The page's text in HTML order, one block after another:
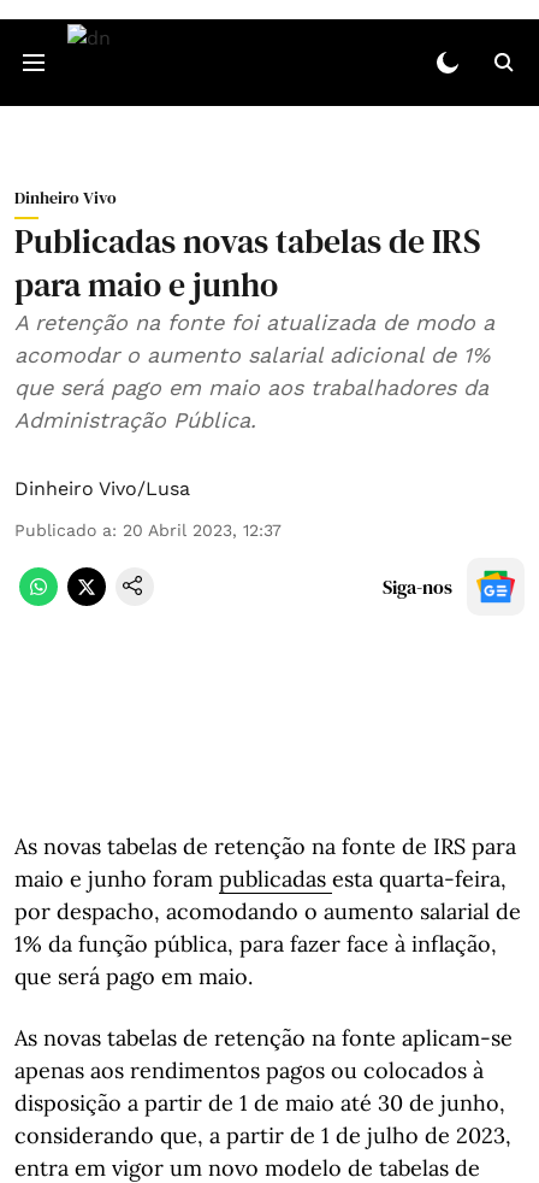
Dinheiro Vivo
Publicadas novas tabelas de IRS
para maio e junho
A retenção na fonte foi atualizada de modo a
acomodar o aumento salarial adicional de 1%
que será pago em maio aos trabalhadores da
Administração Pública.
Dinheiro Vivo/Lusa
Publicado a: 20 Abril 2023, 12:37
Siga-nos
As novas tabelas de retenção na fonte de IRS para
maio e junho foram publicadas esta quarta-feira,
por despacho, acomodando o aumento salarial de
1% da função pública, para fazer face à inflação,
que será pago em maio.
As novas tabelas de retenção na fonte aplicam-se
apenas aos rendimentos pagos ou colocados à
disposição a partir de 1 de maio até 30 de junho,
considerando que, a partir de 1 de julho de 2023,
entra em vigor um novo modelo de tabelas de